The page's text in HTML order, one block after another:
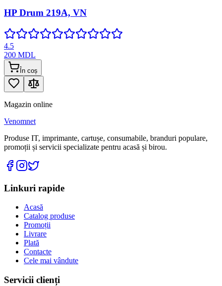
HP Drum 219A, VN
4.5
200 MDL
În coș
Magazin online
Venomnet
Produse IT, imprimante, cartușe, consumabile, branduri populare,
promoții și servicii specializate pentru acasă și birou.
Linkuri rapide
Acasă
Catalog produse
Promoții
Livrare
Plată
Contacte
Cele mai vândute
Servicii clienți